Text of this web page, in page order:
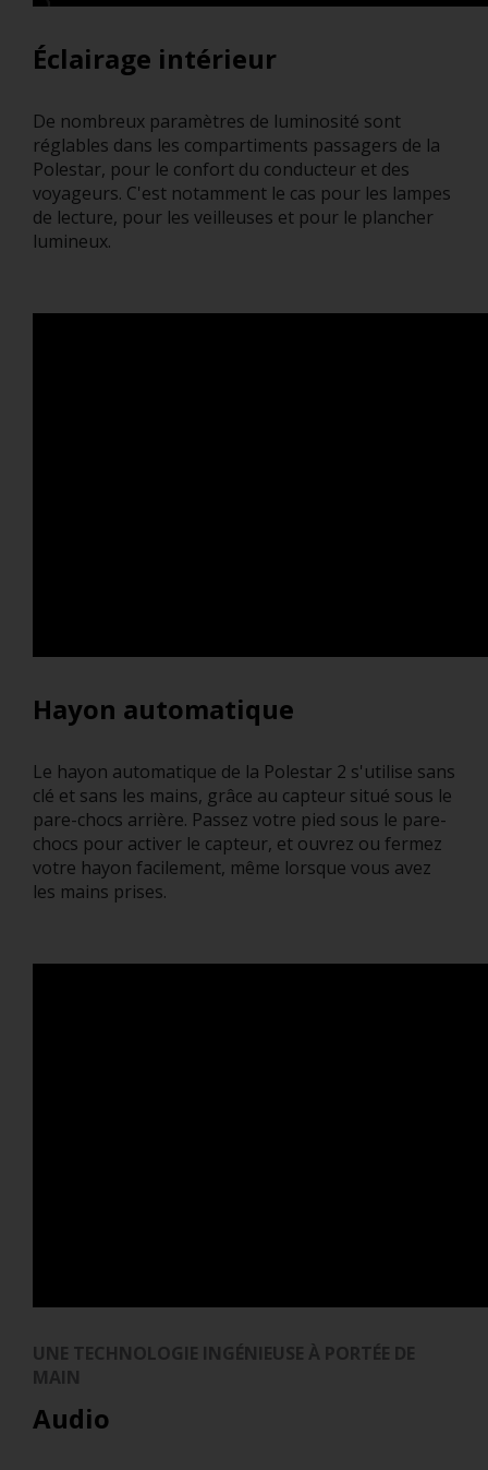
Éclairage intérieur
De nombreux paramètres de luminosité sont
réglables dans les compartiments passagers de la
Polestar, pour le confort du conducteur et des
voyageurs. C'est notamment le cas pour les lampes
de lecture, pour les veilleuses et pour le plancher
lumineux.
Hayon automatique
Le hayon automatique de la Polestar 2 s'utilise sans
clé et sans les mains, grâce au capteur situé sous le
pare-chocs arrière. Passez votre pied sous le pare-
chocs pour activer le capteur, et ouvrez ou fermez
votre hayon facilement, même lorsque vous avez
les mains prises.
UNE TECHNOLOGIE INGÉNIEUSE À PORTÉE DE
MAIN
Audio